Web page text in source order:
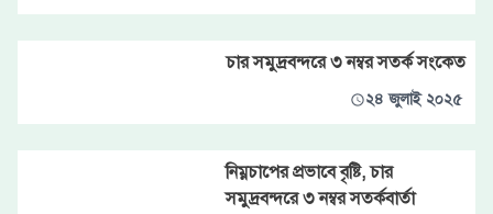
চার সমুদ্রবন্দরে ৩ নম্বর সতর্ক সংকেত
২৪ জুলাই ২০২৫
নিম্নচাপের প্রভাবে বৃষ্টি, চার
সমুদ্রবন্দরে ৩ নম্বর সতর্কবার্তা